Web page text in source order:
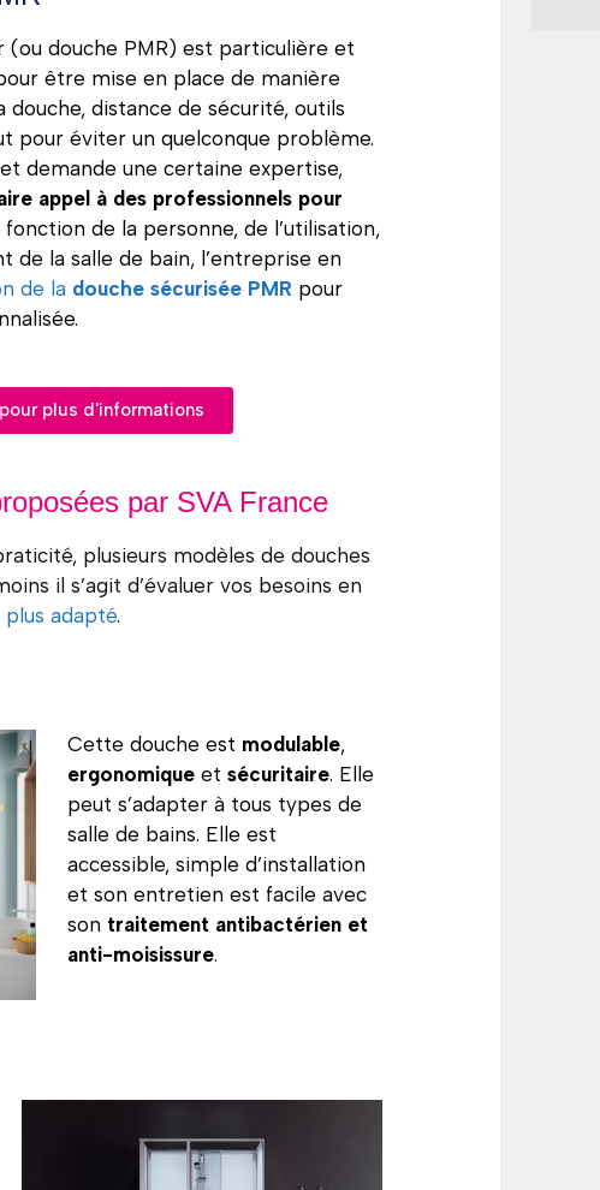
(ou douche PMR) est particulière et
être mise en place de manière
distance de sécurité, outils
pour éviter un quelconque problème.
demande une certaine expertise,
appel à des professionnels pour
fonction de la personne, de l’utilisation,
de la salle de bain, l’entreprise en
de la douche sécurisée PMR pour
plus d'informations
par SVA France
plusieurs modèles de douches
il s’agit d’évaluer vos besoins en
adapté.
Cette douche est modulable,
ergonomiqueet sécuritaire. Elle
peut s’adapter à tous types de
salle de bains. Elle est
accessible, simple d’installation
et son entretien est facile avec
son traitement antibactérien et
anti-moisissure.